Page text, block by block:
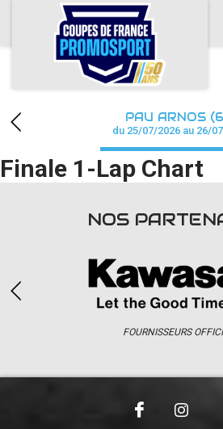
ACCUEIL
ACTUS
CALENDRIER
CHAMPIONNAT
RÉSULTATS
accéder à la
PAU ARNOS
du 25/07/2026 au 26/
Finale 1-Lap Chart
NOS
FOURNISSEURS